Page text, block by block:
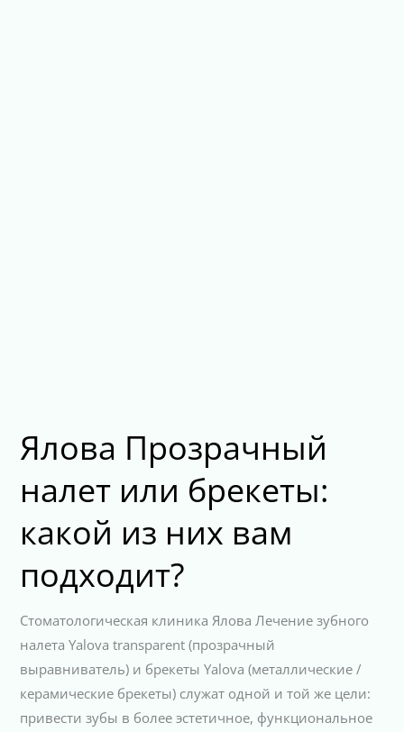
Ялова Прозрачный
налет или брекеты:
какой из них вам
подходит?
Стоматологическая клиника Ялова Лечение зубного
налета Yalova transparent (прозрачный
выравниватель) и брекеты Yalova (металлические /
керамические брекеты) служат одной и той же цели:
привести зубы в более эстетичное, функциональное